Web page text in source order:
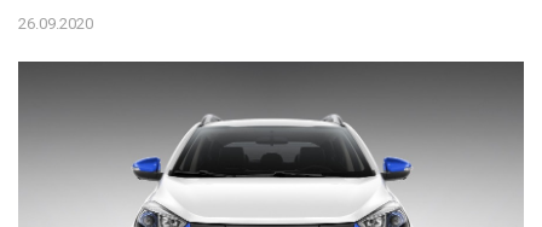
26.09.2020